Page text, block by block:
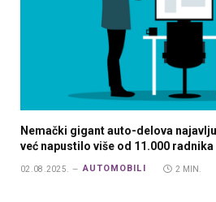
Nemački gigant auto-delova
već napustilo više od 11.000 radnika
02.08.2025. AUTOMOBILI 2 MIN.